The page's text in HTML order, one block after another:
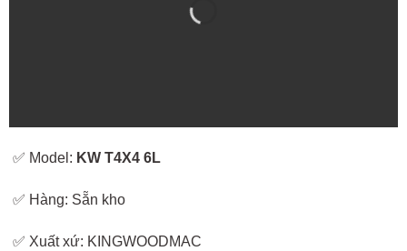
✅ Model: KW T4X4 6L
✅ Hàng: Sẵn kho
✅ Xuất xứ: KINGWOODMAC